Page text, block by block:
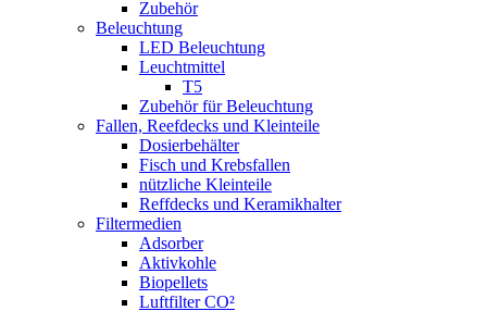
Zubehör
Beleuchtung
LED Beleuchtung
Leuchtmittel
T5
Zubehör für Beleuchtung
Fallen, Reefdecks und Kleinteile
Dosierbehälter
Fisch und Krebsfallen
nützliche Kleinteile
Reffdecks und Keramikhalter
Filtermedien
Adsorber
Aktivkohle
Biopellets
Luftfilter CO²